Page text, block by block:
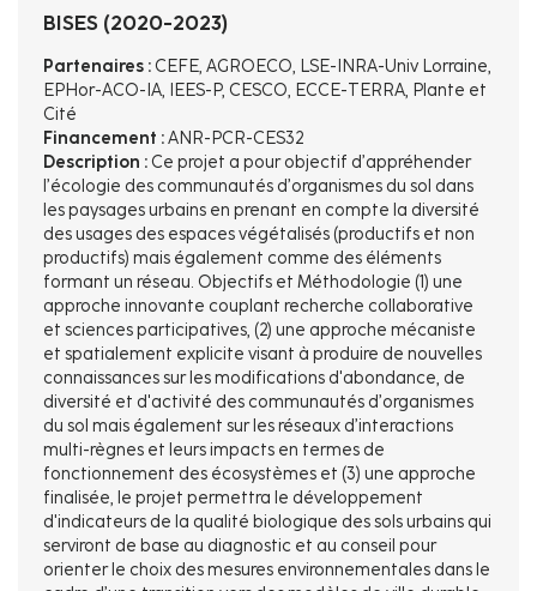
BISES (2020-2023)
Partenaires :CEFE, AGROECO, LSE-INRA-Univ Lorraine,
EPHor-ACO-IA, IEES-P, CESCO, ECCE-TERRA, Plante et
Cité
Financement :ANR-PCR-CES32
Description :Ce projet a pour objectif d’appréhender
l’écologie des communautés d’organismes du sol dans
les paysages urbains en prenant en compte la diversité
des usages des espaces végétalisés (productifs et non
productifs) mais également comme des éléments
formant un réseau. Objectifs et Méthodologie (1) une
approche innovante couplant recherche collaborative
et sciences participatives, (2) une approche mécaniste
et spatialement explicite visant à produire de nouvelles
connaissances sur les modifications d'abondance, de
diversité et d'activité des communautés d’organismes
du sol mais également sur les réseaux d’interactions
multi-règnes et leurs impacts en termes de
fonctionnement des écosystèmes et (3) une approche
finalisée, le projet permettra le développement
d'indicateurs de la qualité biologique des sols urbains qui
serviront de base au diagnostic et au conseil pour
orienter le choix des mesures environnementales dans le